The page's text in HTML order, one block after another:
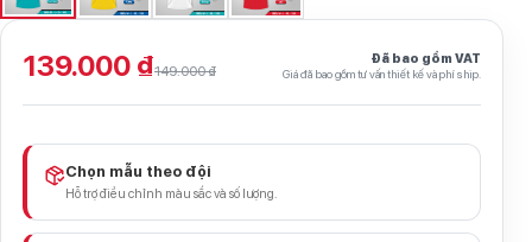
139.000 ₫149.000 ₫
Đã bao gồm VAT
Giá đã bao gồm tư vấn thiết kế và phí ship.
Chọn mẫu theo đội
Hỗ trợ điều chỉnh màu sắc và số lượng.